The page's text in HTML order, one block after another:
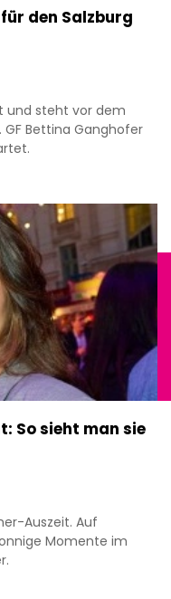
den Salzburg
und steht vor dem
Bettina Ganghofer
So sieht man sie
Auszeit. Auf
Momente im